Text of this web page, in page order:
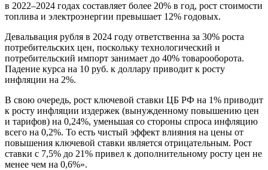
в 2022–2024 годах составляет более 20% в год, рост стоимости
топлива и электроэнергии превышает 12% годовых.
Девальвация рубля в 2024 году ответственна за 30% роста
потребительских цен, поскольку технологический и
потребительский импорт занимает до 40% товарооборота.
Падение курса на 10 руб. к доллару приводит к росту
инфляции на 2%.
В свою очередь, рост ключевой ставки ЦБ РФ на 1% приводит
к росту инфляции издержек (вынужденному повышению цен
и тарифов) на 0,24%, уменьшая со стороны спроса инфляцию
всего на 0,2%. То есть чистый эффект влияния на цены от
повышения ключевой ставки является отрицательным. Рост
ставки с 7,5% до 21% привел к дополнительному росту цен не
менее чем на 0,6%».